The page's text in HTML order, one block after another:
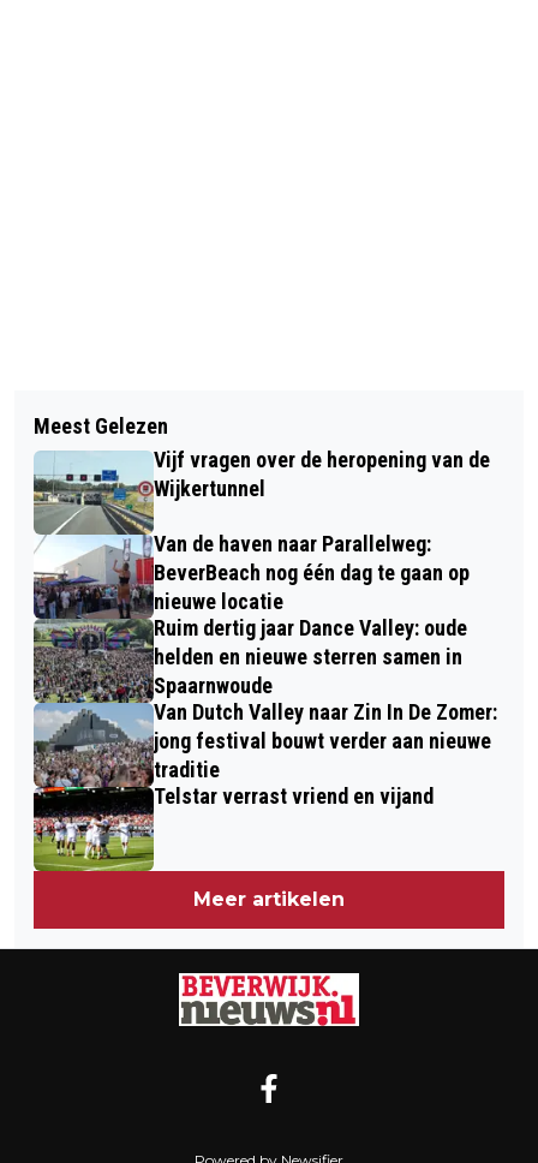
HUISARTSENPRAKTIJKEN
BROEKPOLDER EN WIJCKERMEER
DOEN MEE MET NATIONALE DIABETES
CHALLENGE
HEEMSKERKS TRIO “HIKE IN THE
FORREST” HEEFT EERSTE POTENTIËLE
HIT OP SPOTIFY
Meest Gelezen
Vijf vragen over de heropening van de
Wijkertunnel
Van de haven naar Parallelweg:
BeverBeach nog één dag te gaan op
nieuwe locatie
Ruim dertig jaar Dance Valley: oude
helden en nieuwe sterren samen in
Spaarnwoude
Van Dutch Valley naar Zin In De Zomer:
jong festival bouwt verder aan nieuwe
traditie
Telstar verrast vriend en vijand
Meer artikelen